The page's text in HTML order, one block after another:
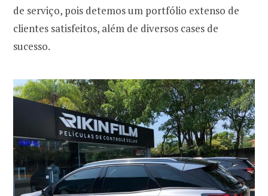
de serviço, pois detemos um portfólio extenso de
clientes satisfeitos, além de diversos cases de
sucesso.